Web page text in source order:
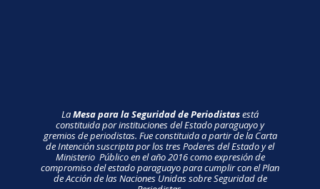
LaMesa para la Seguridad de Periodistasestá
constituida por instituciones del Estado paraguayo y
gremios de periodistas. Fue constituida a partir de la Carta
de Intención suscripta por los tres Poderes del Estado y el
Ministerio Público en el año 2016 como expresión de
compromiso del estado paraguayo para cumplir con el Plan
de Acción de las Naciones Unidas sobre Seguridad de